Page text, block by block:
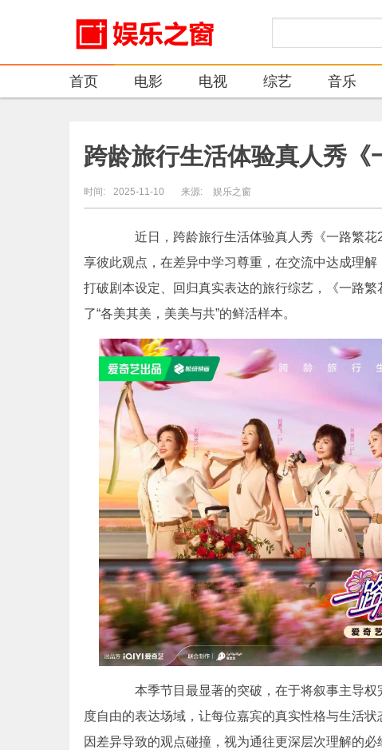
首页 电影 电视 综艺 音乐
跨龄旅行生活体验真人秀《
时间: 2025-11-10 来源: 娱乐之窗
近日，跨龄旅行生活体验真人秀《一路繁花2
享彼此观点，在差异中学习尊重，在交流中达成理
打破剧本设定、回归真实表达的旅行综艺，《一路
了“各美其美，美美与共”的鲜活样本。
本季节目最显著的突破，在于将叙事主导权
度自由的表达场域，让每位嘉宾的真实性格与生活
因差异导致的观点碰撞，视为通往更深层次理解的必